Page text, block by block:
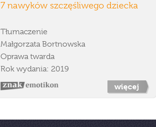
7 nawyków szczęśliwego dziecka
Tłumaczenie
Małgorzata Bortnowska
Oprawa twarda
Rok wydania: 2019
więcej